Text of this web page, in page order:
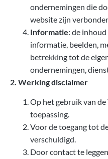
ondernemingen die
website zijn
Informatie: de
informatie, beelden,
betrekking tot de
ondernemingen,
2. Werking disclaimer
Op het gebruik van
toepassing.
Voor de toegang tot
verschuldigd.
Door contact te